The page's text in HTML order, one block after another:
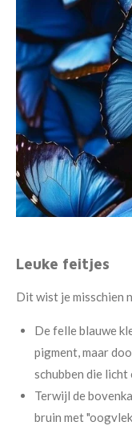
Leuke feitjes
Dit wist je misschien
De felle blauwe
pigment, maar
schubben die
Terwijl de
bruin met